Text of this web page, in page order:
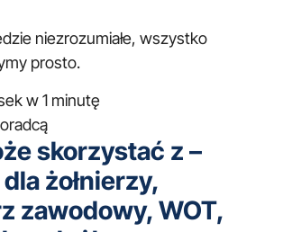
niezrozumiałe, wszystko
prosto.
w 1 minutę
skorzystać z –
żołnierzy,
zawodowy, WOT,